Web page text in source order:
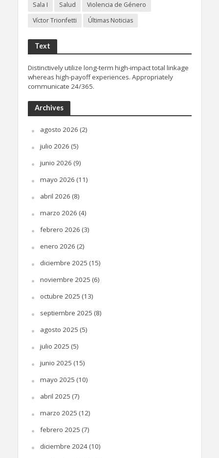
Sala I
Salud
Violencia de Género
Víctor Trionfetti
Últimas Noticias
Text
Distinctively utilize long-term high-impact total linkage
whereas high-payoff experiences. Appropriately
communicate 24/365.
Archives
agosto 2026 (2)
julio 2026 (5)
junio 2026 (9)
mayo 2026 (11)
abril 2026 (8)
marzo 2026 (4)
febrero 2026 (3)
enero 2026 (2)
diciembre 2025 (15)
noviembre 2025 (6)
octubre 2025 (13)
septiembre 2025 (8)
agosto 2025 (5)
julio 2025 (5)
junio 2025 (15)
mayo 2025 (10)
abril 2025 (7)
marzo 2025 (12)
febrero 2025 (7)
diciembre 2024(10)